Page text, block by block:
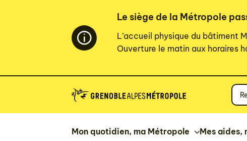
Le siège de la Métropole
L’accueil physique du bâtiment
Ouverture le matin aux horaires
Mon quotidien, ma Métropole Mes aides,